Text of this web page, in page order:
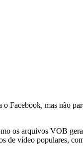
mas não
os arquivos VOB
vídeo populares,